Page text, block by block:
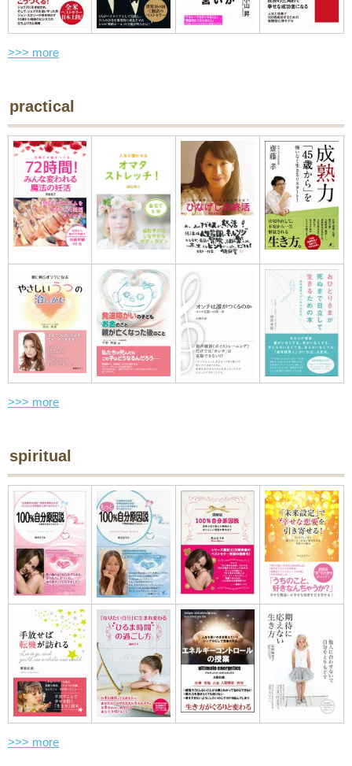
>>> more
practical
>>> more
spiritual
>>> more